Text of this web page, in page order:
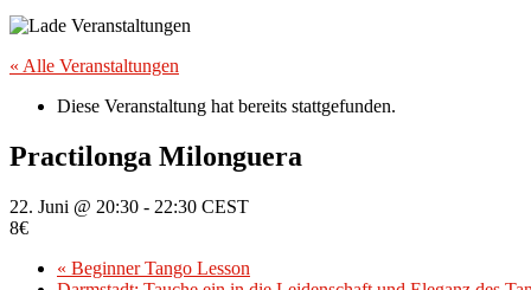
« Alle Veranstaltungen
Diese Veranstaltung hat bereits stattgefunden.
Practilonga Milonguera
22. Juni @ 20:30 - 22:30 CEST
8€
« Beginner Tango Lesson